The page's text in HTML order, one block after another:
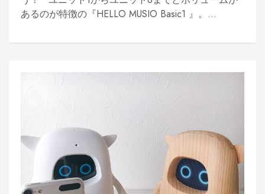
あるのが特徴の『HELLO MUSIO Basic1 』。...